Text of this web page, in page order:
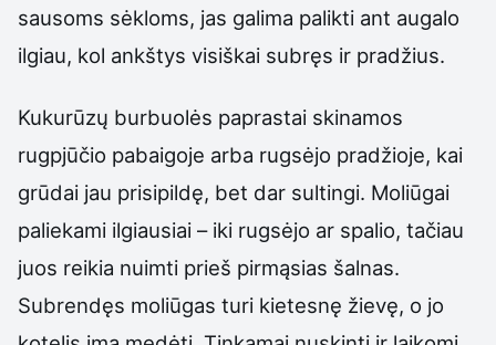
sausoms sėkloms, jas galima palikti ant augalo
ilgiau, kol ankštys visiškai subręs ir pradžius.
Kukurūzų burbuolės paprastai skinamos
rugpjūčio pabaigoje arba rugsėjo pradžioje, kai
grūdai jau prisipildę, bet dar sultingi. Moliūgai
paliekami ilgiausiai – iki rugsėjo ar spalio, tačiau
juos reikia nuimti prieš pirmąsias šalnas.
Subrendęs moliūgas turi kietesnę žievę, o jo